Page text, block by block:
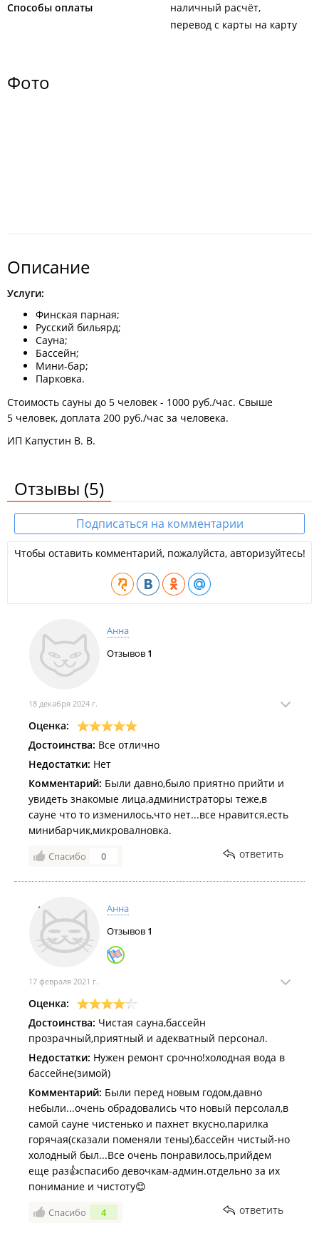
Способы оплаты
наличный расчёт
перевод с карты на карту
Фото
Описание
Услуги:
Финская парная;
Русский бильярд;
Сауна;
Бассейн;
Мини-бар;
Парковка.
Стоимость сауны до 5 человек - 1000 руб./час. Свыше
5 человек, доплата 200 руб./час за человека.
ИП Капустин В. В.
Отзывы (5)
Подписаться на комментарии
Чтобы оставить комментарий, пожалуйста, авторизуйтесь!
Анна
Отзывов 1
18 декабря 2024 г.
Оценка:
Достоинства: Все отлично
Недостатки: Нет
Комментарий: Были давно,было приятно прийти и
увидеть знакомые лица,администраторы теже,в
сауне что то изменилось,что нет...все нравится,есть
минибарчик,микровалновка.
Спасибо 0 ответить
Анна
Отзывов 1
17 февраля 2021 г.
Оценка:
Достоинства: Чистая сауна,бассейн
прозрачный,приятный и адекватный персонал.
Недостатки: Нужен ремонт срочно!холодная вода в
бассейне(зимой)
Комментарий: Были перед новым годом,давно
небыли...очень обрадовались что новый персолал,в
самой сауне чистенько и пахнет вкусно,парилка
горячая(сказали поменяли тены),бассейн чистый-но
холодный был...Все очень понравилось,прийдем
еще раз👍спасибо девочкам-админ.отдельно за их
понимание и чистоту😊
Спасибо 4 ответить